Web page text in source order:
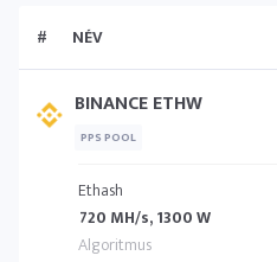
# NÉV
BINANCE ETHW
PPS POOL
Ethash
720 MH/s, 1300 W